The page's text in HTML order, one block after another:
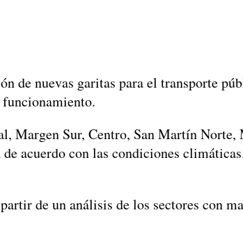
nuevas garitas para el transporte
funcionamiento.
Margen Sur, Centro, San Martín
acuerdo con las condiciones
de un análisis de los sectores con